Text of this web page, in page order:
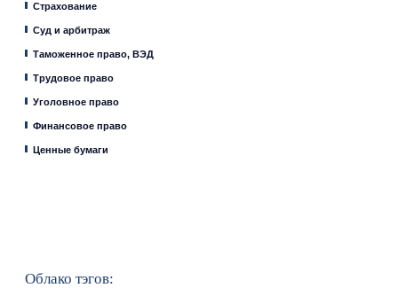
Страхование
Суд и арбитраж
Таможенное право, ВЭД
Трудовое право
Уголовное право
Финансовое право
Ценные бумаги
Облако тэгов: